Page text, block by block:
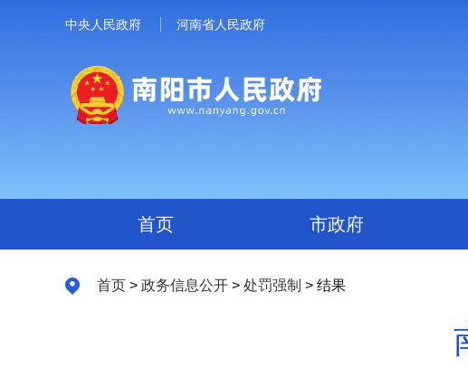
中央人民政府 河南省人民政府
首页 市政府
首页 > 政务信息公开 > 处罚强制 > 结果